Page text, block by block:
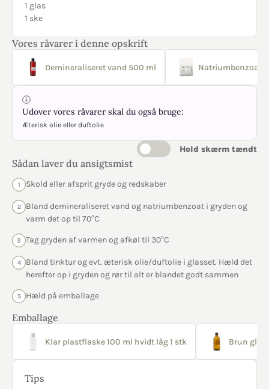
1 glas
1 ske
Vores råvarer i denne opskrift
Demineraliseret vand 500 ml Natriumbenzoat
Udover vores råvarer skal du også bruge:
Æterisk olie eller duftolie
Hold skærm tændt
Sådan laver du ansigtsmist
1 Skold eller afsprit gryde og redskaber
2
Bland demineraliseret vand og natriumbenzoat i gryden og
varm det op til 70°C
3 Tag gryden af varmen og afkøl til 30°C
4
Bland tinktur og evt. æterisk olie/duftolie i glasset. Hæld det
herefter op i gryden og rør til alt er blandet godt sammen
5 Hæld på emballage
Emballage
Klar plastflaske 100 ml hvidt låg 1 stk Brun
Tips